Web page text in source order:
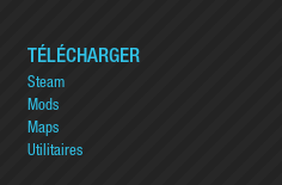
TÉLÉCHARGER
Steam
Mods
Maps
Utilitaires